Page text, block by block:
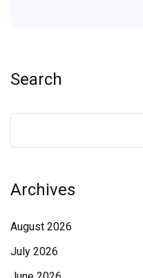
Search
Archives
August 2026
July 2026